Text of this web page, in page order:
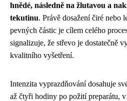
hnědé, následně na žlutavou a
tekutinu. Právě dosažení čiré nebo
pevných částic je cílem celého
signalizuje, že střevo je dostatečně
kvalitního vyšetření.
Intenzita vyprazdňování dosahuje
až čtyři hodiny po požití preparátu,